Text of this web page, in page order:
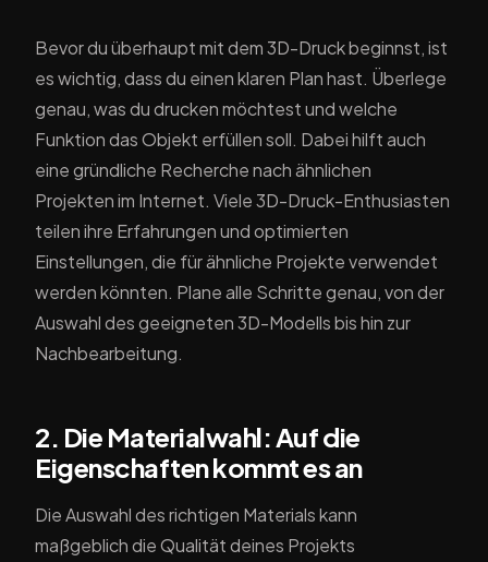
Bevor du überhaupt mit dem 3D-Druck beginnst, ist
es wichtig, dass du einen klaren Plan hast. Überlege
genau, was du drucken möchtest und welche
Funktion das Objekt erfüllen soll. Dabei hilft auch
eine gründliche Recherche nach ähnlichen
Projekten im Internet. Viele 3D-Druck-Enthusiasten
teilen ihre Erfahrungen und optimierten
Einstellungen, die für ähnliche Projekte verwendet
werden könnten. Plane alle Schritte genau, von der
Auswahl des geeigneten 3D-Modells bis hin zur
Nachbearbeitung.
2. Die Materialwahl: Auf die
Eigenschaften kommt es an
Die Auswahl des richtigen Materials kann
maßgeblich die Qualität deines Projekts